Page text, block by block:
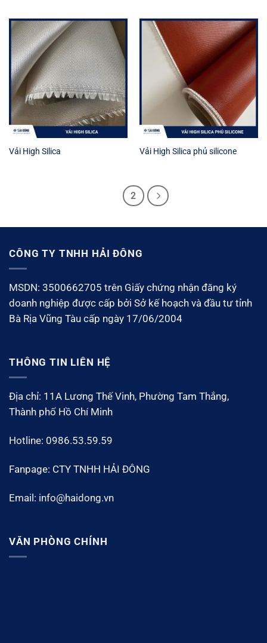
Vải High Silica Vải High Silica phủ silicone
2
CÔNG TY TNHH HẢI ĐÔNG
MSDN: 3500662705 trên Giấy chứng nhận đăng ký
doanh nghiệp được cấp bởi Sở kế hoạch và đầu tư tỉnh
Bà Rịa Vũng Tàu cấp ngày 17/06/2004
THÔNG TIN LIÊN HỆ
Địa chỉ: 11A Lương Thế Vinh, Phường Tam Thắng,
Thành phố Hồ Chí Minh
Hotline: 0986.53.59.59
Fanpage: CTY TNHH HẢI ĐÔNG
Email: info@haidong.vn
VĂN PHÒNG CHÍNH